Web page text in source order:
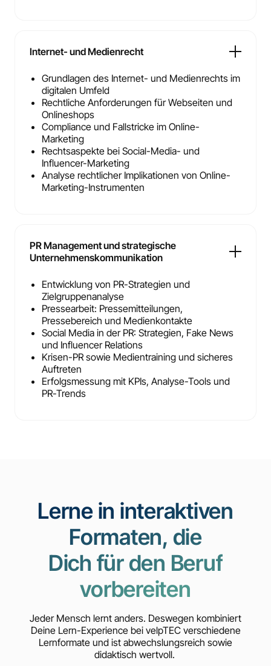
Internet- und Medienrecht
Grundlagen des Internet- und Medienrechts im
digitalen Umfeld
Rechtliche Anforderungen für Webseiten und
Onlineshops
Compliance und Fallstricke im Online-
Marketing
Rechtsaspekte bei Social-Media- und
Influencer-Marketing
Analyse rechtlicher Implikationen von Online-
Marketing-Instrumenten
PR Management und strategische
Unternehmenskommunikation
Entwicklung von PR-Strategien und
Zielgruppenanalyse
Pressearbeit: Pressemitteilungen,
Pressebereich und Medienkontakte
Social Media in der PR: Strategien, Fake News
und Influencer Relations
Krisen-PR sowie Medientraining und sicheres
Auftreten
Erfolgsmessung mit KPIs, Analyse-Tools und
PR-Trends
Lerne in interaktiven
Formaten, die
Dich für den Beruf
vorbereiten
Jeder Mensch lernt anders. Deswegen kombiniert
Deine Lern-Experience bei velpTEC verschiedene
Lernformate und ist abwechslungsreich sowie
didaktisch wertvoll.